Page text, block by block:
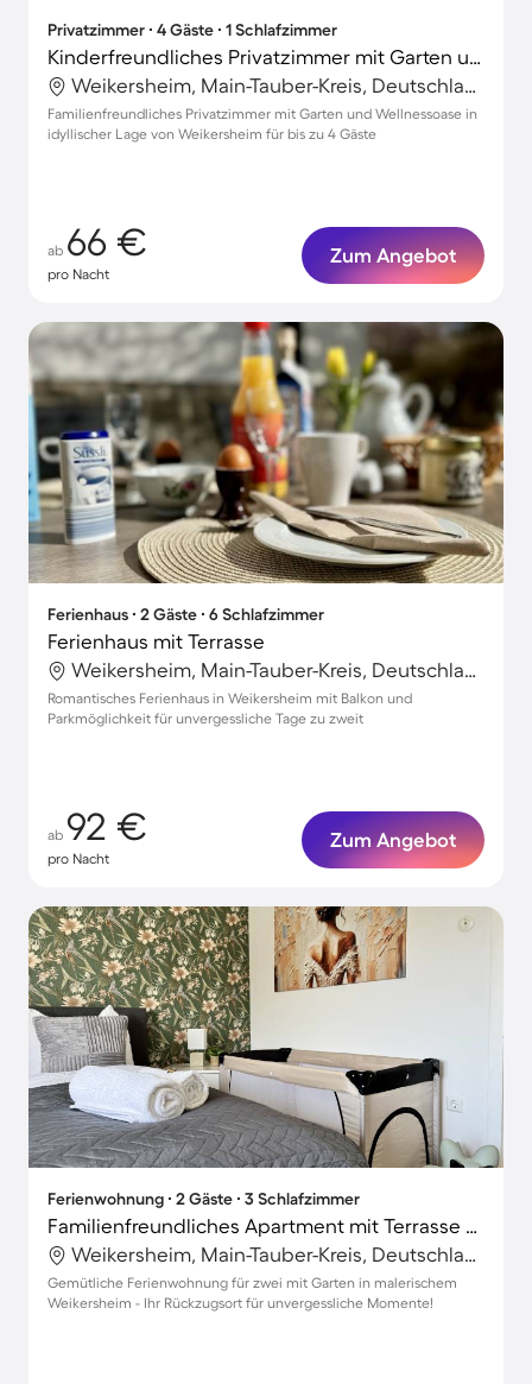
Privatzimmer ∙ 4 Gäste ∙ 1 Schlafzimmer
Kinderfreundliches Privatzimmer mit Garten und Grill | Gartenblick
Weikersheim, Main-Tauber-Kreis, Deutschland
Familienfreundliches Privatzimmer mit Garten und Wellnessoase in
idyllischer Lage von Weikersheim für bis zu 4 Gäste
ab 66 €
pro Nacht
Zum Angebot
Ferienhaus ∙ 2 Gäste ∙ 6 Schlafzimmer
Ferienhaus mit Terrasse
Weikersheim, Main-Tauber-Kreis, Deutschland
Romantisches Ferienhaus in Weikersheim mit Balkon und
Parkmöglichkeit für unvergessliche Tage zu zweit
ab 92 €
pro Nacht
Zum Angebot
Ferienwohnung ∙ 2 Gäste ∙ 3 Schlafzimmer
Familienfreundliches Apartment mit Terrasse und Garten | Stadtblick
Weikersheim, Main-Tauber-Kreis, Deutschland
Gemütliche Ferienwohnung für zwei mit Garten in malerischem
Weikersheim - Ihr Rückzugsort für unvergessliche Momente!